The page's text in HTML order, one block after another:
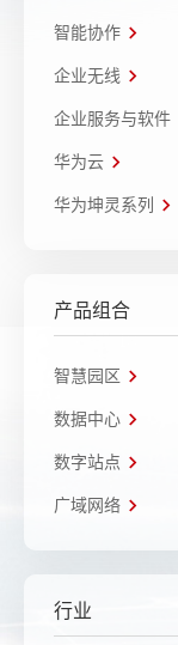
智能协作
企业无线
企业服务与软件
华为云
华为坤灵系列
产品组合
智慧园区
数据中心
数字站点
广域网络
行业